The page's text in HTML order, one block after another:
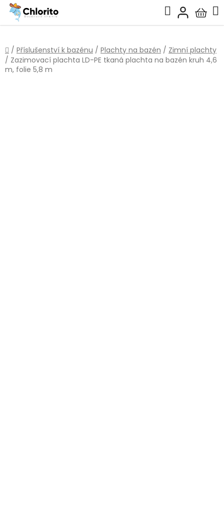
Přejít
obsah
Hledat
košík
Domů
/ Příslušenství k bazénu / Plachty na bazén / Zimní plachty
/ Zazimovací plachta LD-PE tkaná plachta na bazén kruh 4,6
m, folie 5,8 m